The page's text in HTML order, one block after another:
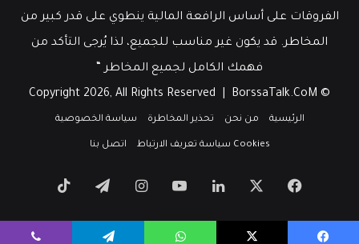
الفروقات على أساس الرافعة المالية ينطوي على قدر كبير من
المخاطر. قد يكون غير مناسب للجميع، لذا يُرجى التأكد من
فهمك الكامل لجميع المخاطر “
© Copyright 2026, All Rights Reserved |
BorssaTalk.CoM
الرئيسية من نحن تحذير المخاطرة سياسة الخصوصية
Cookies سياسة تعريف الارتباط اتصل بنا
فيسبوك لينكدإن ‫YouTubeانستقرامتيلقرام